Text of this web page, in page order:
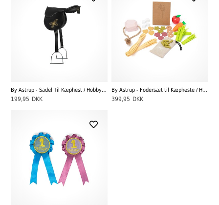
By Astrup - Sadel Til Kæphest / Hobbyhest
199,95 DKK
By Astrup - Fodersæt til Kæpheste / Hobbyheste
399,95 DKK